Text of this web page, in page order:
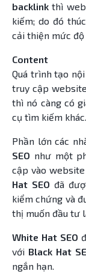
backlinkthì
kiếm; do đó
cải thiện mức
Content
Quá trình tạo
truy cập
thì nó càng có
cụ tìm kiếm khác.
Phần lớn các
SEO như một
cập vào
Hat SEO đã
kiểm chứng và
thị muốn đầu tư
White Hat SEO
với Black Hat
ngắn hạn.